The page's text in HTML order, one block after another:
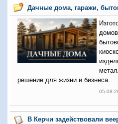
Дачные дома, гаражи,
решение для жизни и бизнеса.
В Керчи задействовали